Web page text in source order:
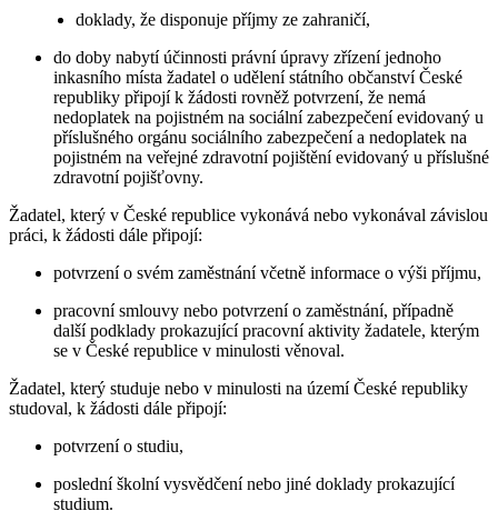
doklady, že disponuje příjmy ze zahraničí,
do doby nabytí účinnosti právní úpravy zřízení jednoho
inkasního místa žadatel o udělení státního občanství České
republiky připojí k žádosti rovněž potvrzení, že nemá
nedoplatek na pojistném na sociální zabezpečení evidovaný u
příslušného orgánu sociálního zabezpečení a nedoplatek na
pojistném na veřejné zdravotní pojištění evidovaný u příslušné
zdravotní pojišťovny.
Žadatel, který v České republice vykonává nebo vykonával závislou
práci, k žádosti dále připojí:
potvrzení o svém zaměstnání včetně informace o výši příjmu,
pracovní smlouvy nebo potvrzení o zaměstnání, případně
další podklady prokazující pracovní aktivity žadatele, kterým
se v České republice v minulosti věnoval.
Žadatel, který studuje nebo v minulosti na území České republiky
studoval, k žádosti dále připojí:
potvrzení o studiu,
poslední školní vysvědčení nebo jiné doklady prokazující
studium.